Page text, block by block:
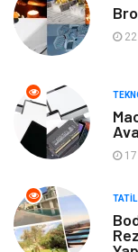
Tekstil
Turizm
Hediyelik Eşya
oyun alanları
22
17
TATIL